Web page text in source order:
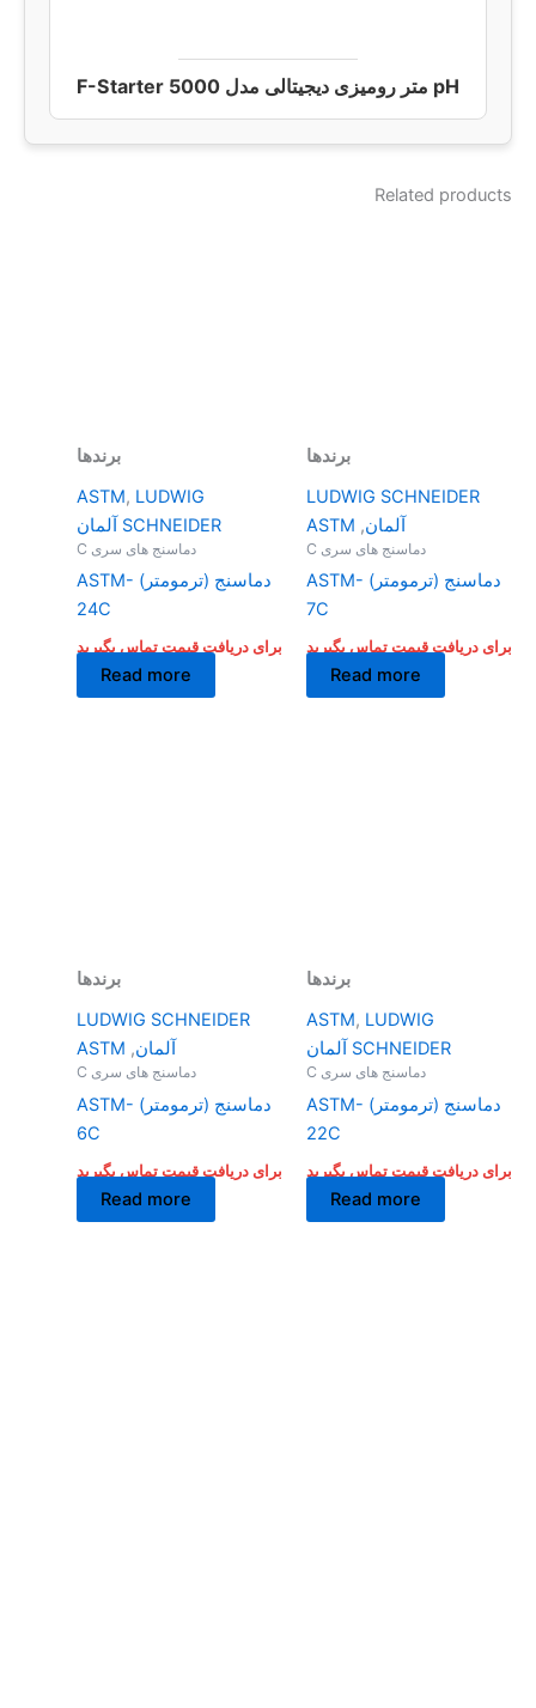
pH متر رومیزی دیجیتالی مدل F-Starter 5000
Related products
برندها
LUDWIG SCHNEIDER
آلمان,
ASTM
دماسنج های سری C
دماسنج (ترمومتر) ASTM-
7C
برای دریافت قیمت تماس بگیرید
Read more
برندها
ASTM, LUDWIG
SCHNEIDER آلمان
دماسنج های سری C
دماسنج (ترمومتر) ASTM-
24C
برای دریافت قیمت تماس بگیرید
Read more
برندها
ASTM, LUDWIG
SCHNEIDER آلمان
دماسنج های سری C
دماسنج (ترمومتر) ASTM-
22C
برای دریافت قیمت تماس بگیرید
Read more
برندها
LUDWIG SCHNEIDER
آلمان,
ASTM
دماسنج های سری C
دماسنج (ترمومتر) ASTM-
6C
برای دریافت قیمت تماس بگیرید
Read more